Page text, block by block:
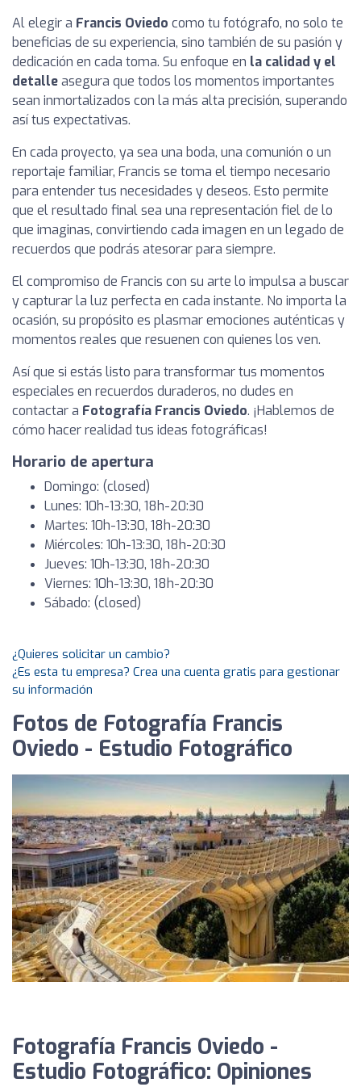
Al elegir a Francis Oviedo como tu fotógrafo, no solo te
beneficias de su experiencia, sino también de su pasión y
dedicación en cada toma. Su enfoque en la calidad y el
detalleasegura que todos los momentos importantes
sean inmortalizados con la más alta precisión, superando
así tus expectativas.
En cada proyecto, ya sea una boda, una comunión o un
reportaje familiar, Francis se toma el tiempo necesario
para entender tus necesidades y deseos. Esto permite
que el resultado final sea una representación fiel de lo
que imaginas, convirtiendo cada imagen en un legado de
recuerdos que podrás atesorar para siempre.
El compromiso de Francis con su arte lo impulsa a buscar
y capturar la luz perfecta en cada instante. No importa la
ocasión, su propósito es plasmar emociones auténticas y
momentos reales que resuenen con quienes los ven.
Así que si estás listo para transformar tus momentos
especiales en recuerdos duraderos, no dudes en
contactar a Fotografía Francis Oviedo. ¡Hablemos de
cómo hacer realidad tus ideas fotográficas!
Horario de apertura
Domingo: (closed)
Lunes: 10h-13:30, 18h-20:30
Martes: 10h-13:30, 18h-20:30
Miércoles: 10h-13:30, 18h-20:30
Jueves: 10h-13:30, 18h-20:30
Viernes: 10h-13:30, 18h-20:30
Sábado: (closed)
¿Quieres solicitar un cambio?
¿Es esta tu empresa? Crea una cuenta gratis para gestionar
su información
Fotos de Fotografía Francis
Oviedo - Estudio Fotográfico
Fotografía Francis Oviedo -
Estudio Fotográfico: Opiniones